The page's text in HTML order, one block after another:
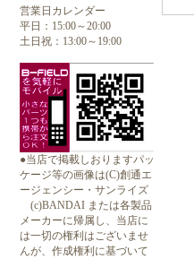
営業日カレンダー
平日：15:00～20:00
土日祝：13:00～19:00
●当店で掲載しおりますパッ
ケージ等の画像は(C)創通エ
ージェンシー・サンライズ
(c)BANDAI または各製品
メーカーに帰属し、当店に
は一切の権利はございませ
んが、作成権利に基づいて